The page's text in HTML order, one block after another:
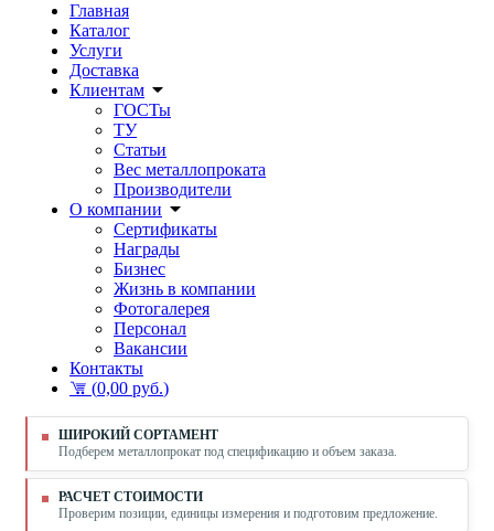
Главная
Каталог
Услуги
Доставка
Клиентам
ГОСТы
ТУ
Статьи
Вес металлопроката
Производители
О компании
Сертификаты
Награды
Бизнес
Жизнь в компании
Фотогалерея
Персонал
Вакансии
Контакты
(0,00 руб.)
ШИРОКИЙ СОРТАМЕНТ
Подберем металлопрокат под спецификацию и объем заказа.
РАСЧЕТ СТОИМОСТИ
Проверим позиции, единицы измерения и подготовим предложение.